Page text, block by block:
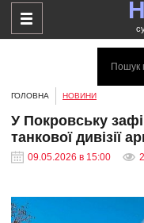
ГОЛОВНА НОВИНИ
У Покровську
танкової дивізії
09.05.2026 в 15:00